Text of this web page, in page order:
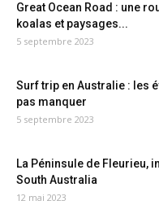
Great Ocean Road : une
koalas et paysages...
5 septembre 2023
Surf trip en Australie : les
pas manquer
5 septembre 2023
La Péninsule de Fleurieu,
South Australia
12 mai 2023